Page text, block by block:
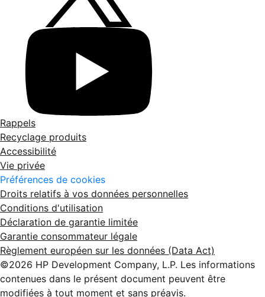
Rappels
Recyclage produits
Accessibilité
Vie privée
Préférences de cookies
Droits relatifs à vos données personnelles
Conditions d'utilisation
Déclaration de garantie limitée
Garantie consommateur légale
Règlement européen sur les données (Data Act)
©2026 HP Development Company, L.P. Les informations
contenues dans le présent document peuvent être
modifiées à tout moment et sans préavis.